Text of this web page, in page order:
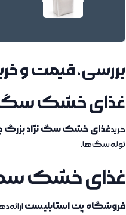
بررسی، قیمت و
غذای خشک سگ
خریدغذای خشک سگ نژاد بزرگ
توله سگ‌ها.
غذای خشک سگ
فروشگاه پت استایلیست